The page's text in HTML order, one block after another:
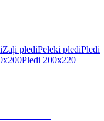
Zaļi plediPelēki plediPledi
Pledi 200x220